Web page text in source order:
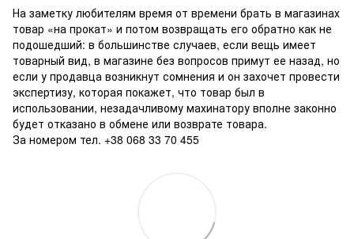
На заметку любителям время от времени брать в магазинах
товар «на прокат» и потом возвращать его обратно как не
подошедший: в большинстве случаев, если вещь имеет
товарный вид, в магазине без вопросов примут ее назад, но
если у продавца возникнут сомнения и он захочет провести
экспертизу, которая покажет, что товар был в
использовании, незадачливому махинатору вполне законно
будет отказано в обмене или возврате товара.
За номером тел. +38 068 33 70 455